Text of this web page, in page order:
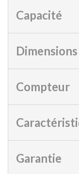
Capacité
Compteur
Garantie